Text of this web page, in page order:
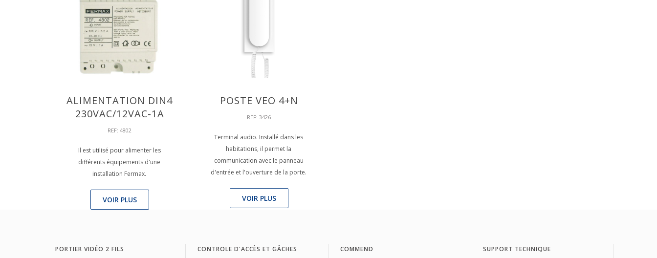
ALIMENTATION DIN4
230VAC/12VAC-1A
REF: 4802
Il est utilisé pour alimenter les
différents équipements d'une
installation Fermax.
VOIR PLUS
POSTE VEO 4+N
REF: 3426
Terminal audio. Installé dans les
habitations, il permet la
communication avec le panneau
d'entrée et l'ouverture de la porte.
VOIR PLUS
PORTIER VIDÉO 2 FILS
CONTROLE D'ACCÈS ET GÂCHES
COMMEND
SUPPORT TECHNIQUE